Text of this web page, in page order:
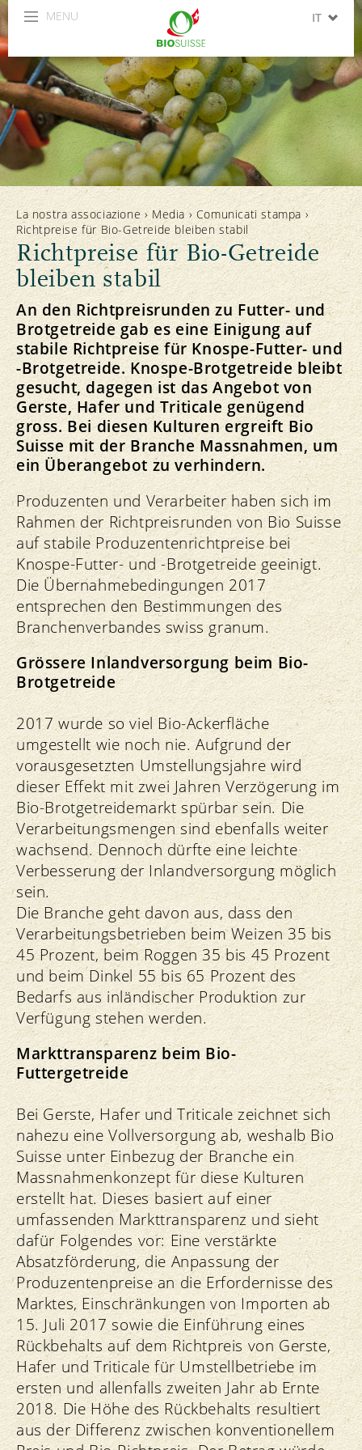
MENU IT
FR
La nostra associazione› Media › Comunicati stampa›
Richtpreise für Bio-Getreide bleiben stabil
Richtpreise für Bio-Getreide
bleiben stabil
An den Richtpreisrunden zu Futter- und
Brotgetreide gab es eine Einigung auf
stabile Richtpreise für Knospe-Futter- und
-Brotgetreide. Knospe-Brotgetreide bleibt
gesucht, dagegen ist das Angebot von
Gerste, Hafer und Triticale genügend
gross. Bei diesen Kulturen ergreift Bio
Suisse mit der Branche Massnahmen, um
ein Überangebot zu verhindern.
Produzenten und Verarbeiter haben sich im
Rahmen der Richtpreisrunden von Bio Suisse
auf stabile Produzentenrichtpreise bei
Knospe-Futter- und -Brotgetreide geeinigt.
Die Übernahmebedingungen 2017
entsprechen den Bestimmungen des
Branchenverbandes swiss granum.
Grössere Inlandversorgung beim Bio-
Brotgetreide
2017 wurde so viel Bio-Ackerfläche
umgestellt wie noch nie. Aufgrund der
vorausgesetzten Umstellungsjahre wird
dieser Effekt mit zwei Jahren Verzögerung im
Bio-Brotgetreidemarkt spürbar sein. Die
Verarbeitungsmengen sind ebenfalls weiter
wachsend. Dennoch dürfte eine leichte
Verbesserung der Inlandversorgung möglich
sein.
Die Branche geht davon aus, dass den
Verarbeitungsbetrieben beim Weizen 35 bis
45 Prozent, beim Roggen 35 bis 45 Prozent
und beim Dinkel 55 bis 65 Prozent des
Bedarfs aus inländischer Produktion zur
Verfügung stehen werden.
Markttransparenz beim Bio-
Futtergetreide
Bei Gerste, Hafer und Triticale zeichnet sich
nahezu eine Vollversorgung ab, weshalb Bio
Suisse unter Einbezug der Branche ein
Massnahmenkonzept für diese Kulturen
erstellt hat. Dieses basiert auf einer
umfassenden Markttransparenz und sieht
dafür Folgendes vor: Eine verstärkte
Absatzförderung, die Anpassung der
Produzentenpreise an die Erfordernisse des
Marktes, Einschränkungen von Importen ab
15. Juli 2017 sowie die Einführung eines
Rückbehalts auf dem Richtpreis von Gerste,
Hafer und Triticale für Umstellbetriebe im
ersten und allenfalls zweiten Jahr ab Ernte
2018. Die Höhe des Rückbehalts resultiert
aus der Differenz zwischen konventionellem